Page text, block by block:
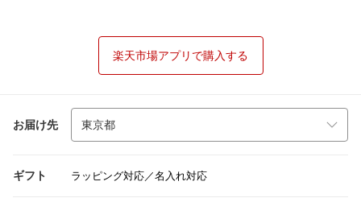
楽天市場アプリで購入する
お届け先
ギフト ラッピング対応／名入れ対応